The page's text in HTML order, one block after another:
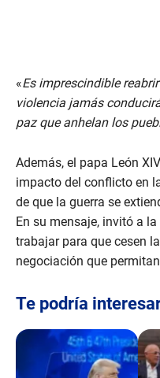
«Es imprescindible
violencia jamás
paz que anhelan los
Además, el papa León
impacto del conflicto en
de que la guerra se
En su mensaje, invitó a
trabajar para que cesen
negociación que
Te podría